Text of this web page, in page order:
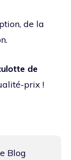
de la
de
prix !
Blog